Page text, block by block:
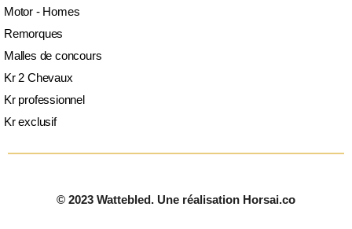
Motor - Homes
Remorques
Malles de concours
Kr 2 Chevaux
Kr professionnel
Kr exclusif
© 2023 Wattebled. Une réalisation Horsai.co